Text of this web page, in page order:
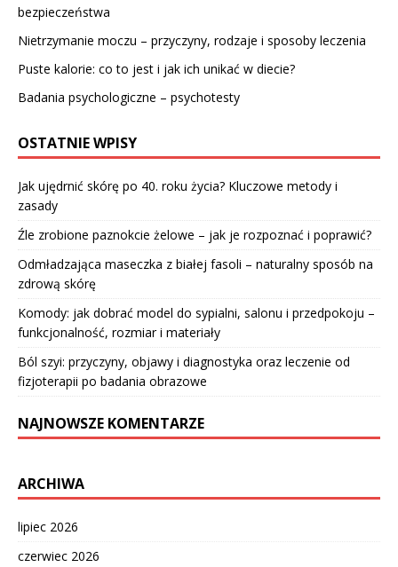
bezpieczeństwa
Nietrzymanie moczu – przyczyny, rodzaje i sposoby leczenia
Puste kalorie: co to jest i jak ich unikać w diecie?
Badania psychologiczne – psychotesty
OSTATNIE WPISY
Jak ujędrnić skórę po 40. roku życia? Kluczowe metody i
zasady
Źle zrobione paznokcie żelowe – jak je rozpoznać i poprawić?
Odmładzająca maseczka z białej fasoli – naturalny sposób na
zdrową skórę
Komody: jak dobrać model do sypialni, salonu i przedpokoju –
funkcjonalność, rozmiar i materiały
Ból szyi: przyczyny, objawy i diagnostyka oraz leczenie od
fizjoterapii po badania obrazowe
NAJNOWSZE KOMENTARZE
ARCHIWA
lipiec 2026
czerwiec 2026